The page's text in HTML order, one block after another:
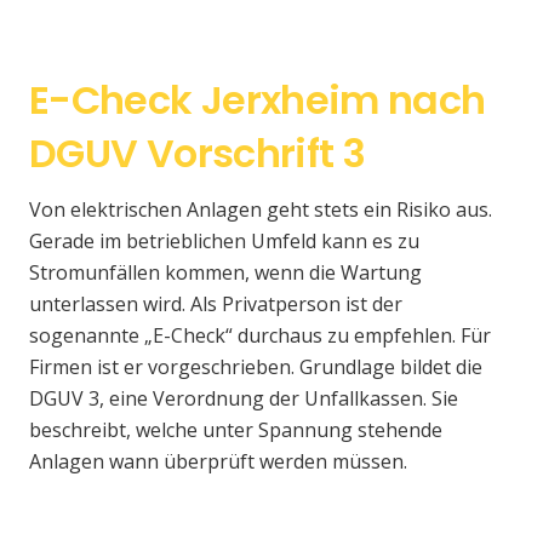
E-Check Jerxheim nach
DGUV Vorschrift 3
Von elektrischen Anlagen geht stets ein Risiko aus.
Gerade im betrieblichen Umfeld kann es zu
Stromunfällen kommen, wenn die Wartung
unterlassen wird. Als Privatperson ist der
sogenannte „E-Check“ durchaus zu empfehlen. Für
Firmen ist er vorgeschrieben. Grundlage bildet die
DGUV 3, eine Verordnung der Unfallkassen. Sie
beschreibt, welche unter Spannung stehende
Anlagen wann überprüft werden müssen.